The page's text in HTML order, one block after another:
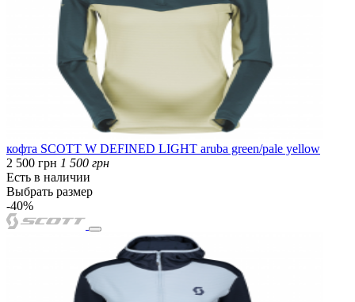
кофта SCOTT W DEFINED LIGHT aruba green/pale yellow
2 500 грн 1 500 грн
Есть в наличии
Выбрать размер
-40%